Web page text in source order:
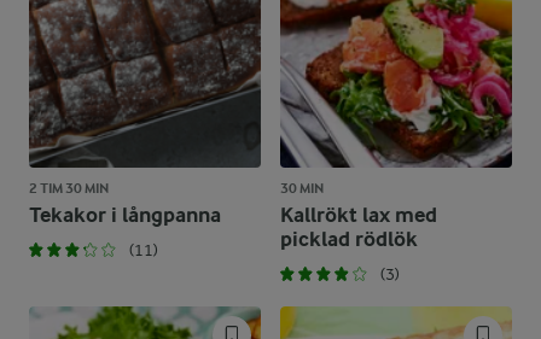
2 TIM 30 MIN
Tekakor i långpanna
(11)
30 MIN
Kallrökt lax med
picklad rödlök
(3)